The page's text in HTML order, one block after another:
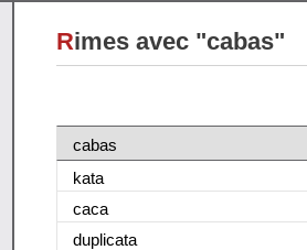
Rimes avec "cabas"
cabas
kata
caca
duplicata